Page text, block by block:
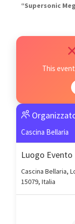
“Supersonic
This
Cascina Bellaria
Luogo Evento
Cascina Bellaria,
15079, Italia